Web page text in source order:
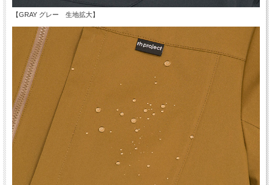
【GRAY グレー 生地拡大】